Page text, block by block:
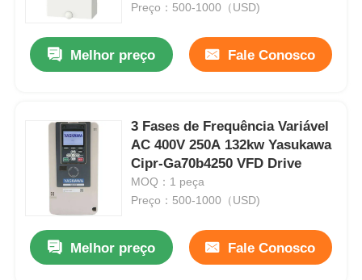
Preço：500-1000（USD)
Melhor preço Fale Conosco
3 Fases de Frequência Variável
AC 400V 250A 132kw Yasukawa
Cipr-Ga70b4250 VFD Drive
MOQ：1 peça
Preço：500-1000（USD)
Melhor preço Fale Conosco